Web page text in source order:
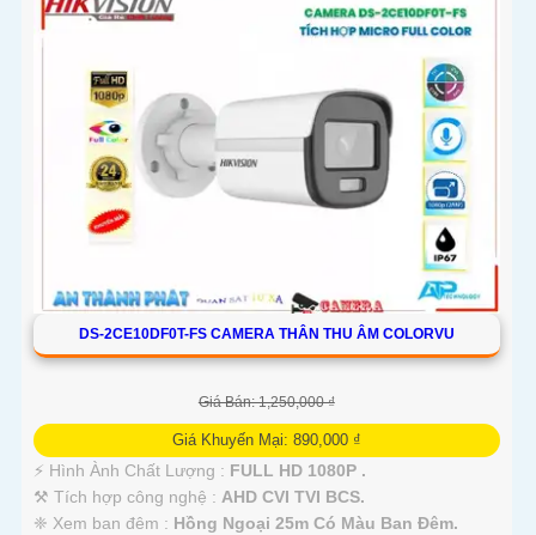
DS-2CE10DF0T-FS CAMERA THÂN THU ÂM COLORVU
Giá Bán: 1,250,000 ₫
Giá Khuyến Mại: 890,000 ₫
️⚡ Hình Ành Chất Lượng : FULL HD 1080P .
⚒ Tích hợp công nghệ : AHD CVI TVI BCS.
❈ Xem ban đêm : Hồng Ngoại 25m Có Màu Ban Đêm.